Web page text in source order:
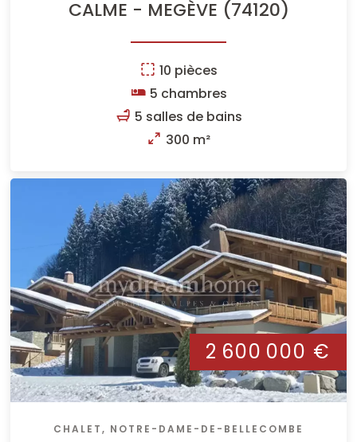
CALME - MEGÈVE (74120)
10 pièces
5 chambres
5 salles de bains
300 m²
2 600 000 €
CHALET, NOTRE-DAME-DE-BELLECOMBE